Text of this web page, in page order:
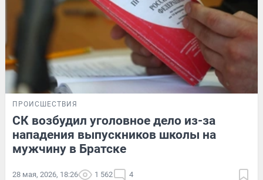
ПРОИСШЕСТВИЯ
СК возбудил уголовное дело из-за
нападения выпускников школы на
мужчину в Братске
28 мая, 2026, 18:26 1 562 4